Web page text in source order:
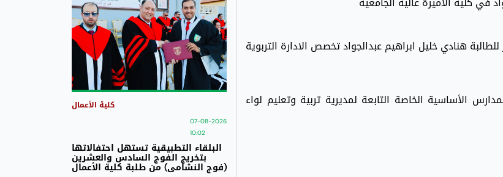
رسالة ماجستير للطالبة هنادي خليل ابراهيم عبدالجواد تخصص الادارة التربوية
الأساسية الخاصة التابعة لمديرية تربية وتعليم لواء كلية الأعمال
07-08-2026
10:02
البلقاء التطبيقية تستهل احتفالاتها
بتخريج الفوج السادس والعشرين
(فوج النشامى) من طلبة كلية الأعمال